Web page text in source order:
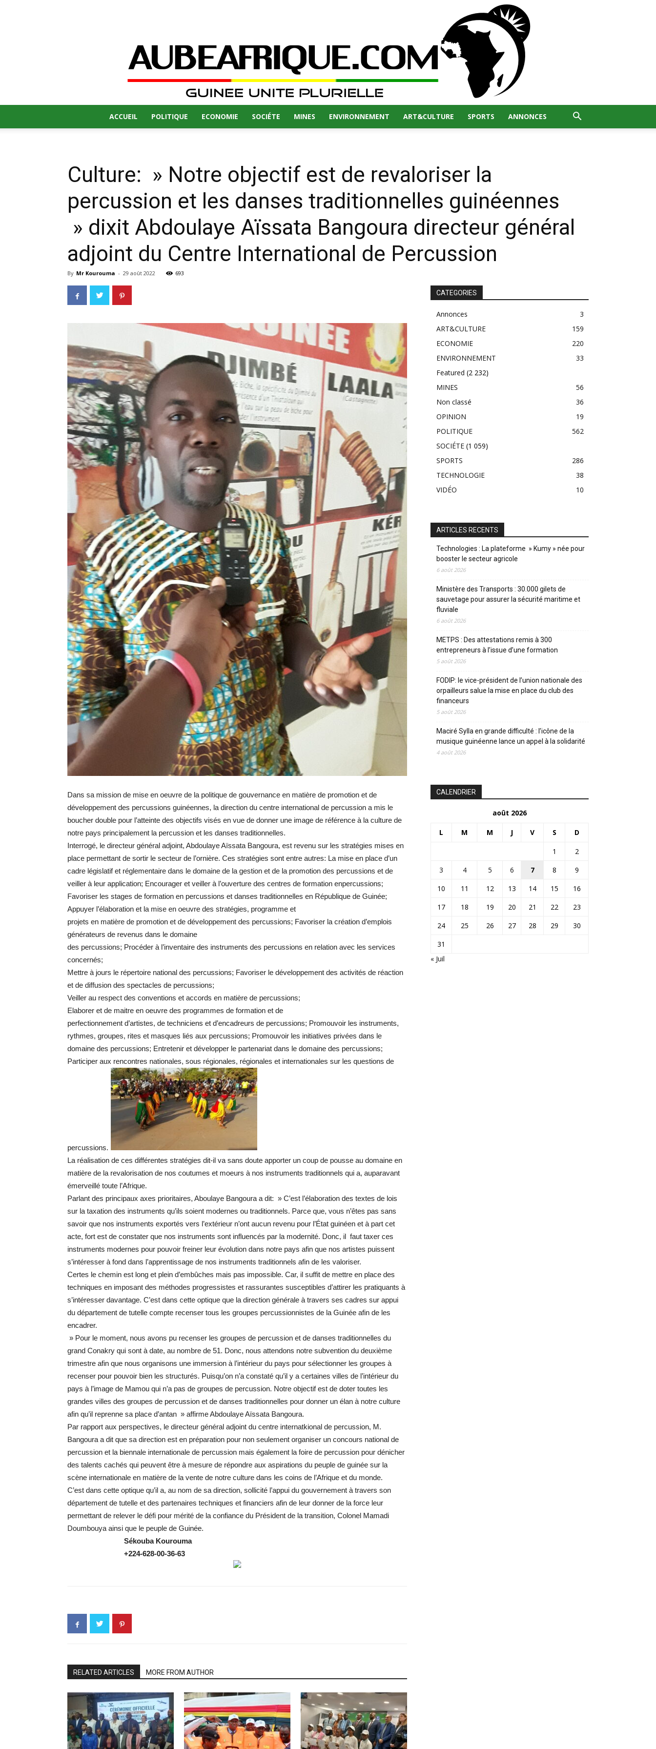
ACCUEIL POLITIQUE ECONOMIE SOCIÉTE MINES ENVIRONNEMENT ART&CULTURE SPORTS ANNONCES
Culture: » Notre objectif est de revaloriser la
percussion et les danses traditionnelles guinéennes
» dixit Abdoulaye Aïssata Bangoura directeur général
adjoint du Centre International de Percussion
By Mr Kourouma - 29 août 2022 693
Dans sa mission de mise en oeuvre de la politique de gouvernance en matière de promotion et de
développement des percussions guinéennes, la direction du centre international de percussion a mis le
boucher double pour l’atteinte des objectifs visés en vue de donner une image de référence à la culture de
notre pays principalement la percussion et les danses traditionnelles.
Interrogé, le directeur général adjoint, Abdoulaye Aïssata Bangoura, est revenu sur les stratégies mises en
place permettant de sortir le secteur de l’ornière. Ces stratégies sont entre autres: La mise en place d’un
cadre législatif et réglementaire dans le domaine de la gestion et de la promotion des percussions et de
veiller à leur application; Encourager et veiller à l’ouverture des centres de formation enpercussions;
Favoriser les stages de formation en percussions et danses traditionnelles en République de Guinée;
Appuyer l’élaboration et la mise en oeuvre des stratégies, programme et
projets en matière de promotion et de développement des percussions; Favoriser la création d’emplois
générateurs de revenus dans le domaine
des percussions; Procéder à l’inventaire des instruments des percussions en relation avec les services
concernés;
Mettre à jours le répertoire national des percussions; Favoriser le développement des activités de réaction
et de diffusion des spectacles de percussions;
Veiller au respect des conventions et accords en matière de percussions;
Elaborer et de maitre en oeuvre des programmes de formation et de
perfectionnement d’artistes, de techniciens et d’encadreurs de percussions; Promouvoir les instruments,
rythmes, groupes, rites et masques liés aux percussions; Promouvoir les initiatives privées dans le
domaine des percussions; Entretenir et développer le partenariat dans le domaine des percussions;
Participer aux rencontres nationales, sous régionales, régionales et internationales sur les questions de
percussions.
La réalisation de ces différentes stratégies dit-il va sans doute apporter un coup de pousse au domaine en
matière de la revalorisation de nos coutumes et moeurs à nos instruments traditionnels qui a, auparavant
émerveillé toute l’Afrique.
Parlant des principaux axes prioritaires, Aboulaye Bangoura a dit: » C’est l’élaboration des textes de lois
sur la taxation des instruments qu’ils soient modernes ou traditionnels. Parce que, vous n’êtes pas sans
savoir que nos instruments exportés vers l’extérieur n’ont aucun revenu pour l’État guinéen et à part cet
acte, fort est de constater que nos instruments sont influencés par la modernité. Donc, il faut taxer ces
instruments modernes pour pouvoir freiner leur évolution dans notre pays afin que nos artistes puissent
s’intéresser à fond dans l’apprentissage de nos instruments traditionnels afin de les valoriser.
Certes le chemin est long et plein d’embûches mais pas impossible. Car, il suffit de mettre en place des
techniques en imposant des méthodes progressistes et rassurantes susceptibles d’attirer les pratiquants à
s’intéresser davantage. C’est dans cette optique que la direction générale à travers ses cadres sur appui
du département de tutelle compte recenser tous les groupes percussionnistes de la Guinée afin de les
encadrer.
» Pour le moment, nous avons pu recenser les groupes de percussion et de danses traditionnelles du
grand Conakry qui sont à date, au nombre de 51. Donc, nous attendons notre subvention du deuxième
trimestre afin que nous organisons une immersion à l’intérieur du pays pour sélectionner les groupes à
recenser pour pouvoir bien les structurés. Puisqu’on n’a constaté qu’il y a certaines villes de l’intérieur du
pays à l’image de Mamou qui n’a pas de groupes de percussion. Notre objectif est de doter toutes les
grandes villes des groupes de percussion et de danses traditionnelles pour donner un élan à notre culture
afin qu’il reprenne sa place d’antan » affirme Abdoulaye Aïssata Bangoura.
Par rapport aux perspectives, le directeur général adjoint du centre internatkional de percussion, M.
Bangoura a dit que sa direction est en préparation pour non seulement organiser un concours national de
percussion et la biennale internationale de percussion mais également la foire de percussion pour dénicher
des talents cachés qui peuvent être à mesure de répondre aux aspirations du peuple de guinée sur la
scène internationale en matière de la vente de notre culture dans les coins de l’Afrique et du monde.
C’est dans cette optique qu’il a, au nom de sa direction, sollicité l’appui du gouvernement à travers son
département de tutelle et des partenaires techniques et financiers afin de leur donner de la force leur
permettant de relever le défi pour mérité de la confiance du Président de la transition, Colonel Mamadi
Doumbouya ainsi que le peuple de Guinée.
Sékouba Kourouma
+224-628-00-36-63
RELATED ARTICLES MORE FROM AUTHOR
CATEGORIES
Annonces
3
ART&CULTURE
159
ECONOMIE
220
ENVIRONNEMENT
33
Featured (2 232)
MINES
56
Non classé
36
OPINION
19
POLITIQUE
562
SOCIÉTE (1 059)
SPORTS
286
TECHNOLOGIE
38
VIDÉO
10
ARTICLES RECENTS
Technologies : La plateforme » Kumy » née pour
booster le secteur agricole
6 août 2026
Ministère des Transports : 30.000 gilets de
sauvetage pour assurer la sécurité maritime et
fluviale
6 août 2026
METPS : Des attestations remis à 300
entrepreneurs à l’issue d’une formation
5 août 2026
FODIP: le vice-président de l’union nationale des
orpailleurs salue la mise en place du club des
financeurs
5 août 2026
Maciré Sylla en grande difficulté : l’icône de la
musique guinéenne lance un appel à la solidarité
4 août 2026
CALENDRIER
août 2026
L M M J V S D
1
2
3
4 5 6 7 8
9
10
11 12 13 14 15
16
17
18 19 20 21 22
23
24
25 26 27 28 29
30
31
« Juil